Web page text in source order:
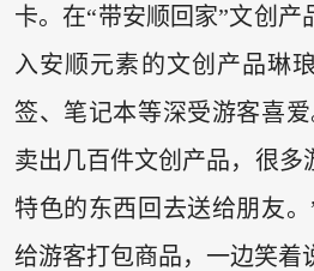
卡。在“带安顺回家”文创产
入安顺元素的文创产品琳
签、笔记本等深受游客喜
卖出几百件文创产品，很多
特色的东西回去送给朋友
给游客打包商品，一边笑着